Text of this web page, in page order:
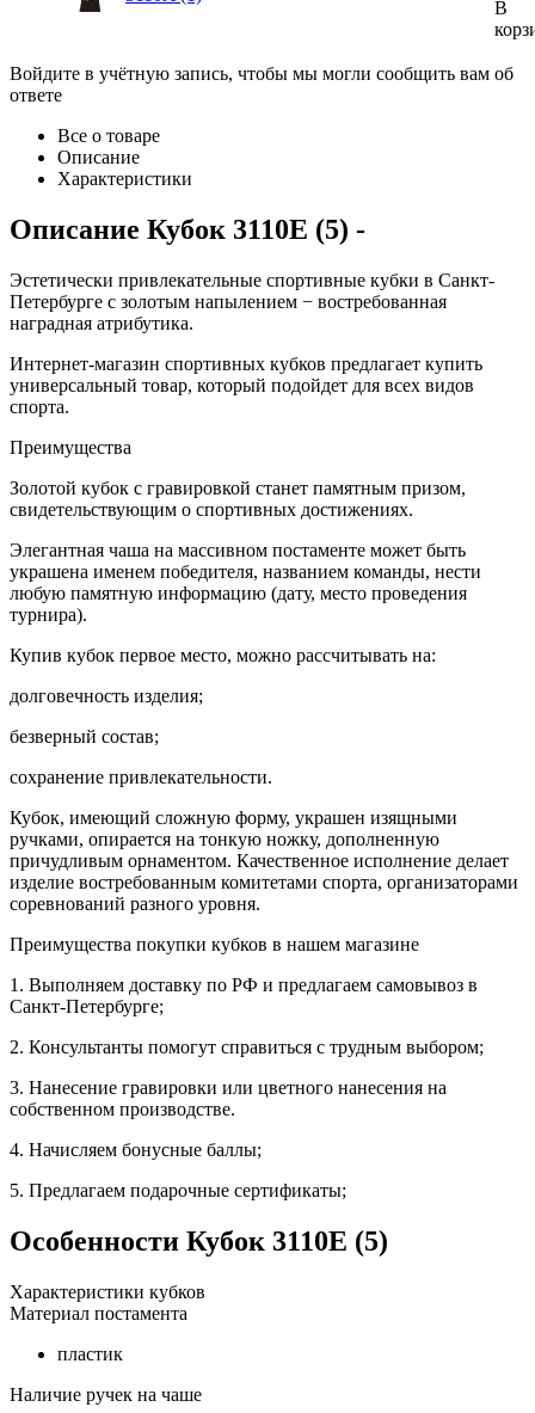
В
Войдите в учётную запись, чтобы мы могли сообщить вам об
ответе
Все о товаре
Описание
Характеристики
Описание Кубок 3110E (5) -
Эстетически привлекательные спортивные кубки в Санкт-
Петербурге с золотым напылением − востребованная
наградная атрибутика.
Интернет-магазин спортивных кубков предлагает купить
универсальный товар, который подойдет для всех видов
спорта.
Преимущества
Золотой кубок с гравировкой станет памятным призом,
свидетельствующим о спортивных достижениях.
Элегантная чаша на массивном постаменте может быть
украшена именем победителя, названием команды, нести
любую памятную информацию (дату, место проведения
турнира).
Купив кубок первое место, можно рассчитывать на:
долговечность изделия;
безверный состав;
сохранение привлекательности.
Кубок, имеющий сложную форму, украшен изящными
ручками, опирается на тонкую ножку, дополненную
причудливым орнаментом. Качественное исполнение делает
изделие востребованным комитетами спорта, организаторами
соревнований разного уровня.
Преимущества покупки кубков в нашем магазине
1. Выполняем доставку по РФ и предлагаем самовывоз в
Санкт-Петербурге;
2. Консультанты помогут справиться с трудным выбором;
3. Нанесение гравировки или цветного нанесения на
собственном производстве.
4. Начисляем бонусные баллы;
5. Предлагаем подарочные сертификаты;
Особенности Кубок 3110E (5)
Характеристики кубков
Материал постамента
пластик
Наличие ручек на чаше